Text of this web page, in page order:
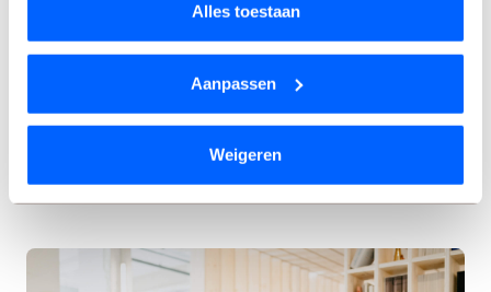
Alles toestaan
Aanpassen
Weigeren
Werk waarmee je het verschil
maakt